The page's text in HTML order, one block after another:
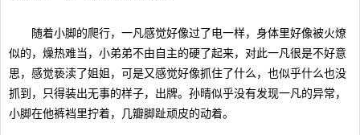
随着小脚的爬行，一凡感觉好像过了电一样，身体里好像被火燎
似的，燥热难当，小弟弟不由自主的硬了起来，对此一凡很是不好意
思，感觉亵渎了姐姐，可是又感觉好像抓住了什么，也似乎什么也没
抓到，只得装出无事的样子，出牌。孙晴似乎没有发现一凡的异常，
小脚在他裤裆里拧着，几瓣脚趾顽皮的动着。